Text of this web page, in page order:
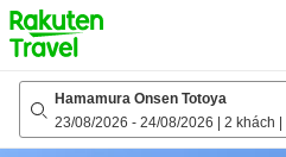
to
top
page
Hamamura Onsen Totoya
23/08/2026 - 24/08/2026 2 khách